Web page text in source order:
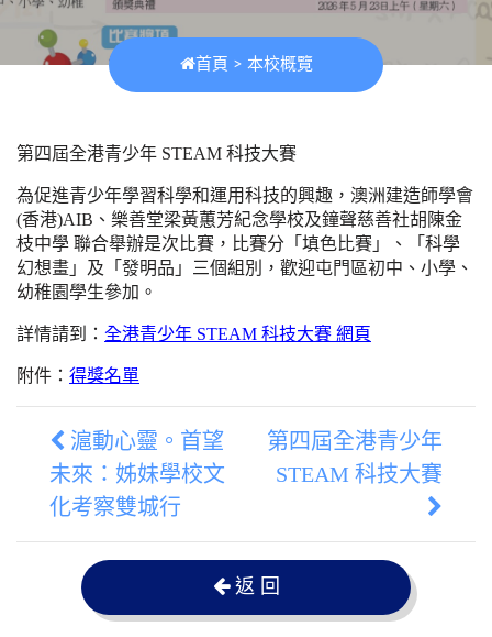
首頁 > 本校概覽
第四屆全港青少年 STEAM 科技大賽
為促進青少年學習科學和運用科技的興趣，澳洲建造師學會
(香港)AIB、樂善堂梁黃蕙芳紀念學校及鐘聲慈善社胡陳金
枝中學 聯合舉辦是次比賽，比賽分「填色比賽」、「科學
幻想畫」及「發明品」三個組別，歡迎屯門區初中、小學、
幼稚園學生參加。
詳情請到： 全港青少年 STEAM 科技大賽 網頁
附件： 得獎名單
滬動心靈。首望
未來：姊妹學校文
化考察雙城行
第四屆全港青少年
STEAM 科技大賽
返 回